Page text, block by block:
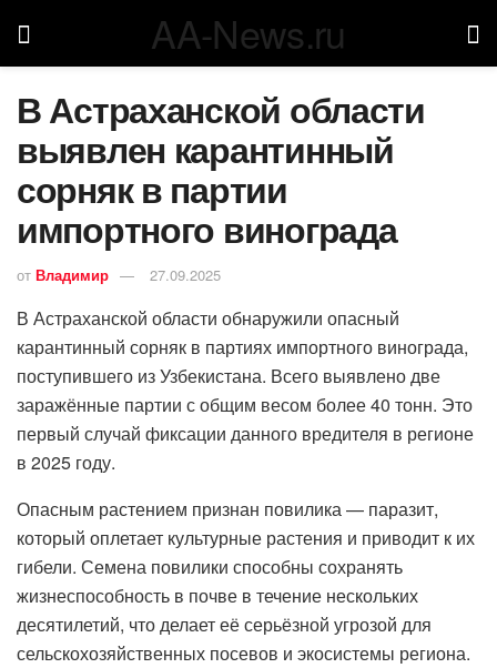
AA-News.ru
В Астраханской области
выявлен карантинный
сорняк в партии
импортного винограда
от Владимир 27.09.2025
В Астраханской области обнаружили опасный
карантинный сорняк в партиях импортного винограда,
поступившего из Узбекистана. Всего выявлено две
заражённые партии с общим весом более 40 тонн. Это
первый случай фиксации данного вредителя в регионе
в 2025 году.
Опасным растением признан повилика — паразит,
который оплетает культурные растения и приводит к их
гибели. Семена повилики способны сохранять
жизнеспособность в почве в течение нескольких
десятилетий, что делает её серьёзной угрозой для
сельскохозяйственных посевов и экосистемы региона.